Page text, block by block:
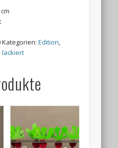
Kategorien:Edition,
lackiert